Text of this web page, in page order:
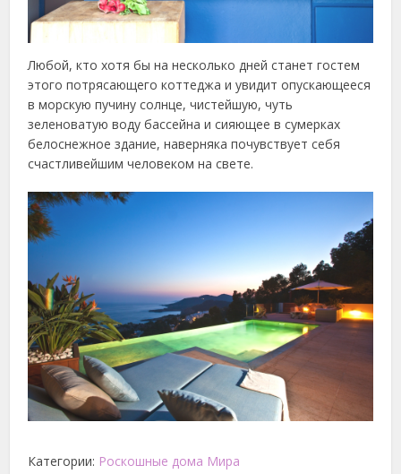
Любой, кто хотя бы на несколько дней станет гостем
этого потрясающего коттеджа и увидит опускающееся
в морскую пучину солнце, чистейшую, чуть
зеленоватую воду бассейна и сияющее в сумерках
белоснежное здание, наверняка почувствует себя
счастливейшим человеком на свете.
Категории: Роскошные дома Мира